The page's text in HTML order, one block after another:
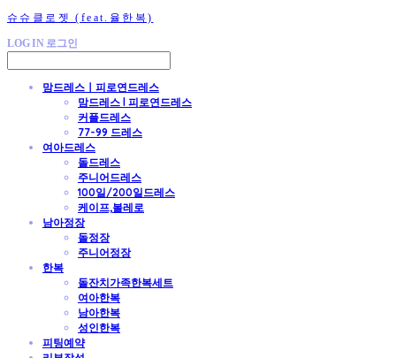
슈슈클로젯 (feat.율한복)
LOG IN 로그인
맘드레스ㅣ피로연드레스
맘드레스 l 피로연드레스
커플드레스
77-99 드레스
여아드레스
돌드레스
주니어드레스
100일/200일드레스
케이프,볼레로
남아정장
돌정장
주니어정장
한복
돌잔치가족한복세트
여아한복
남아한복
성인한복
피팅예약